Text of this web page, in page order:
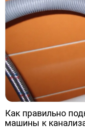
Как правильно
машины к